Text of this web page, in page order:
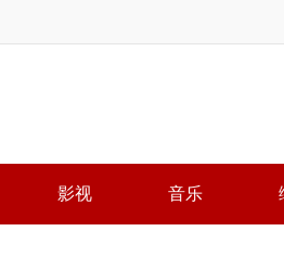
影视 音乐